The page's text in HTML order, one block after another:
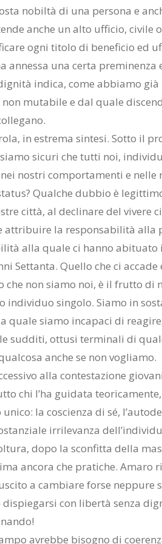
no­bil­tà di una per­so­na e
an­che un alto uf­fi­cio, ci­vi­le
ogni ti­to­lo di be­ne­fi­cio ed
an­nes­sa una cer­ta pre­mi­nen­za
in­di­ca, come ab­bia­mo
mu­ta­bi­le e dal qua­le
in estre­ma sin­te­si. Sot­to il
si­cu­ri che tut­ti noi,
no­stri com­por­ta­men­ti e nel­le
Qual­che dub­bio è
cit­tà, al de­cli­na­re del vi­ve­re
at­tri­bui­re la re­spon­sa­bi­li­tà alla
alla qua­le ci han­no
Set­tan­ta. Quel­lo che ci
che non sia­mo noi, è il frut­to di
in­di­vi­duo sin­go­lo. Sia­mo in
qua­le sia­mo in­ca­pa­ci di
sud­di­ti, ot­tu­si ter­mi­na­li di
an­che se non vo­glia­mo.
alla con­te­sta­zio­ne
chi l’ha gui­da­ta
la co­scien­za di sé,
ir­ri­le­van­za
dopo la scon­fit­ta del­la
an­co­ra che pra­ti­che. Ama­ro
a cam­bia­re for­se nep­pu­re
con li­ber­tà sen­za
avreb­be bi­so­gno di